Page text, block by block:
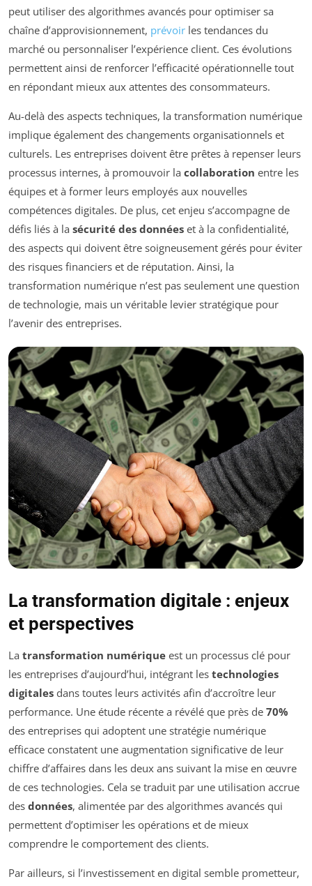
peut utiliser des algorithmes avancés pour optimiser sa
chaîne d’approvisionnement, prévoir les tendances du
marché ou personnaliser l’expérience client. Ces évolutions
permettent ainsi de renforcer l’efficacité opérationnelle tout
en répondant mieux aux attentes des consommateurs.
Au-delà des aspects techniques, la transformation numérique
implique également des changements organisationnels et
culturels. Les entreprises doivent être prêtes à repenser leurs
processus internes, à promouvoir la collaboration entre les
équipes et à former leurs employés aux nouvelles
compétences digitales. De plus, cet enjeu s’accompagne de
défis liés à la sécurité des données et à la confidentialité,
des aspects qui doivent être soigneusement gérés pour éviter
des risques financiers et de réputation. Ainsi, la
transformation numérique n’est pas seulement une question
de technologie, mais un véritable levier stratégique pour
l’avenir des entreprises.
La transformation digitale : enjeux
et perspectives
La transformation numérique est un processus clé pour
les entreprises d’aujourd’hui, intégrant les technologies
digitales dans toutes leurs activités afin d’accroître leur
performance. Une étude récente a révélé que près de 70%
des entreprises qui adoptent une stratégie numérique
efficace constatent une augmentation significative de leur
chiffre d’affaires dans les deux ans suivant la mise en œuvre
de ces technologies. Cela se traduit par une utilisation accrue
des données, alimentée par des algorithmes avancés qui
permettent d’optimiser les opérations et de mieux
comprendre le comportement des clients.
Par ailleurs, si l’investissement en digital semble prometteur,